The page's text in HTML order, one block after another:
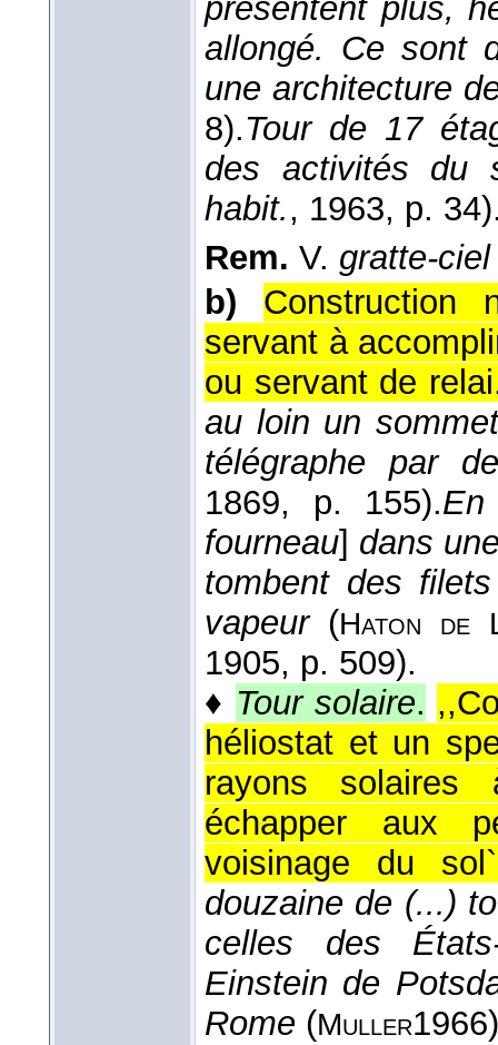
présentent plus,
allongé. Ce sont
une architecture
8).Tour de 17
des activités du
habit., 1963, p.
Rem. V. gratte-ciel
b)
Construction
servant à
ou servant de
au loin un
télégraphe par
1869, p. 155).En
fourneau] dans
tombent des
vapeur(Haton de
1905, p. 509).
♦ Tour solaire.
héliostat et un
rayons solaires
échapper aux
voisinage du
douzaine de (...)
celles des
Einstein de
Rome (Muller1966